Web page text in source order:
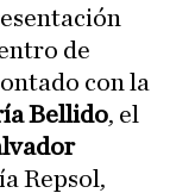
de
con la
Bellido, el
Repsol,